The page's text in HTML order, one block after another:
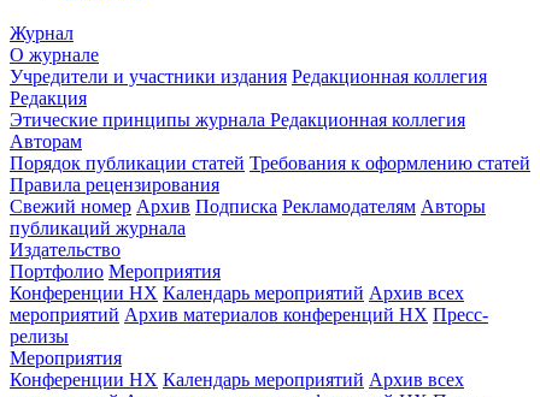
Журнал
О журнале
Учредители и участники издания Редакционная коллегия
Редакция
Этические принципы журнала Редакционная коллегия
Авторам
Порядок публикации статей Требования к оформлению статей
Правила рецензирования
Свежий номер Архив Подписка Рекламодателям Авторы
публикаций журнала
Издательство
Портфолио Мероприятия
Конференции НХ Календарь мероприятий Архив всех
мероприятий Архив материалов конференций НХ Пресс-
релизы
Мероприятия
Конференции НХ Календарь мероприятий Архив всех